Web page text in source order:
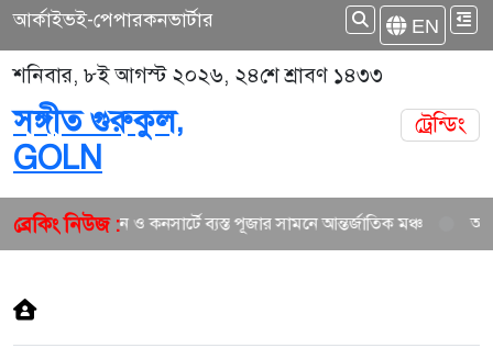
আর্কাইভই-পেপারকনভার্টার EN
শনিবার, ৮ই আগস্ট ২০২৬, ২৪শে শ্রাবণ ১৪৩৩
সঙ্গীত গুরুকুল,
GOLN
ট্রেন্ডিং
ব্রেকিং নিউজ :
নতুন গান ও কনসার্টে ব্যস্ত পূজার সামনে আন্তর্জাতিক মঞ্চ